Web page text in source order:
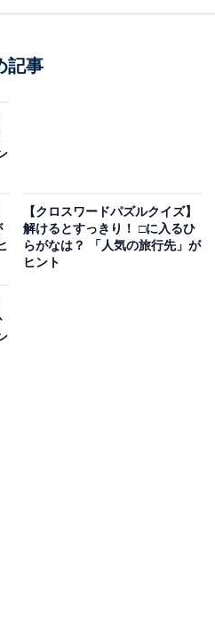
記事
【クロスワードパズルクイズ】
解けるとすっきり！ □に入るひ
らがなは？ 「人気の旅行先」が
ヒント